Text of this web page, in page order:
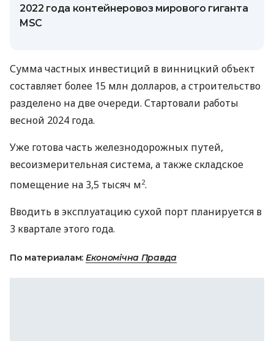
2022 года контейнеровоз мирового гиганта
MSC
Сумма частных инвестиций в винницкий объект
составляет более 15 млн долларов, а строительство
разделено на две очереди. Стартовали работы
весной 2024 года.
Уже готова часть железнодорожных путей,
весоизмерительная система, а также складское
помещение на 3,5 тысяч м2.
Вводить в эксплуатацию сухой порт планируется в
3 квартале этого года.
По материалам: Економічна Правда